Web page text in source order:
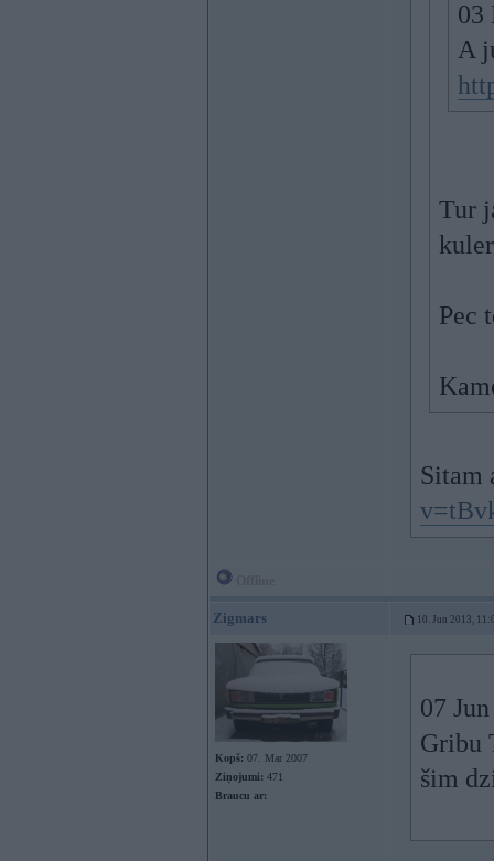
03
A
Tur
Pec
Sitam
Zigmars 10. Jun 2013,
Kopš: 07. Mar 2007
Ziņojumi: 471
Braucu ar:
07
Gribu
šim